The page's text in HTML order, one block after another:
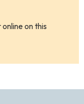
online on this